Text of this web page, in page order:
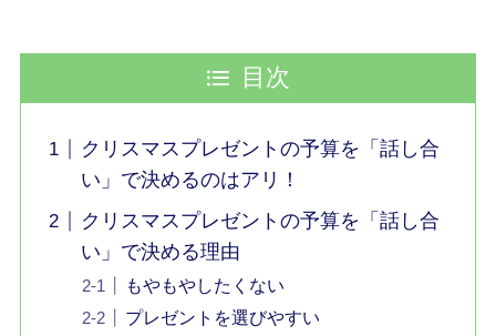
目次
クリスマスプレゼントの予算を「話し合
い」で決めるのはアリ！
クリスマスプレゼントの予算を「話し合
い」で決める理由
もやもやしたくない
プレゼントを選びやすい